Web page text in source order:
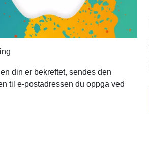
din er bekreftet, sendes den
til e-postadressen du oppga ved